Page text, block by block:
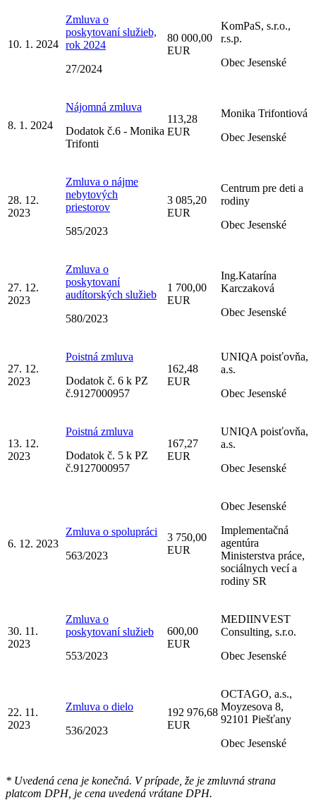
10. 1. 2024
Zmluva o
poskytovaní služieb,
rok 2024
27/2024
80 000,00
EUR
KomPaS, s.r.o.,
r.s.p.
Obec Jesenské
8. 1. 2024
Nájomná zmluva
Dodatok č.6 - Monika
Trifonti
113,28
EUR
Monika Trifontiová
Obec Jesenské
28. 12.
2023
Zmluva o nájme
nebytových
priestorov
585/2023
3 085,20
EUR
Centrum pre deti a
rodiny
Obec Jesenské
27. 12.
2023
Zmluva o
poskytovaní
audítorských služieb
580/2023
1 700,00
EUR
Ing.Katarína
Karczaková
Obec Jesenské
27. 12.
2023
Poistná zmluva
Dodatok č. 6 k PZ
č.9127000957
162,48
EUR
UNIQA poisťovňa,
a.s.
Obec Jesenské
13. 12.
2023
Poistná zmluva
Dodatok č. 5 k PZ
č.9127000957
167,27
EUR
UNIQA poisťovňa,
a.s.
Obec Jesenské
6. 12. 2023
Zmluva o spolupráci
563/2023
3 750,00
EUR
Obec Jesenské
Implementačná
agentúra
Ministerstva práce,
sociálnych vecí a
rodiny SR
30. 11.
2023
Zmluva o
poskytovaní služieb
553/2023
600,00
EUR
MEDIINVEST
Consulting, s.r.o.
Obec Jesenské
22. 11.
2023
Zmluva o dielo
536/2023
192 976,68
EUR
OCTAGO, a.s.,
Moyzesova 8,
92101 Piešťany
Obec Jesenské
* Uvedená cena je konečná. V prípade, že je zmluvná strana
platcom DPH, je cena uvedená vrátane DPH.